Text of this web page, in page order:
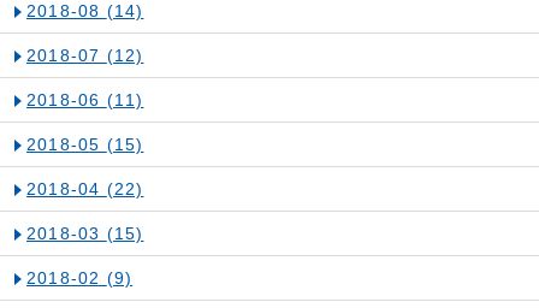
2018-08 (14)
2018-07 (12)
2018-06 (11)
2018-05 (15)
2018-04 (22)
2018-03 (15)
2018-02 (9)